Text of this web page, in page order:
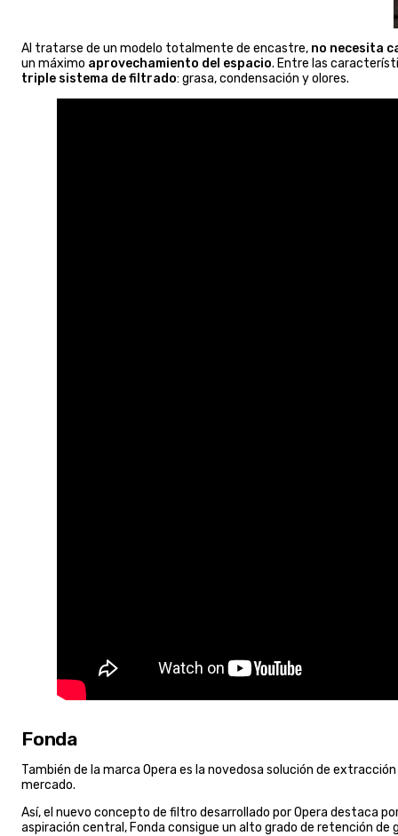
Al tratarse de un modelo totalmente de encastre, no necesita
un máximo aprovechamiento del espacio. Entre las
triple sistema de filtrado: grasa, condensación y olores.
Fonda
También de la marca Opera es la novedosa solución de
mercado.
Así, el nuevo concepto de filtro desarrollado por Opera destaca
aspiración central, Fonda consigue un alto grado de retención de